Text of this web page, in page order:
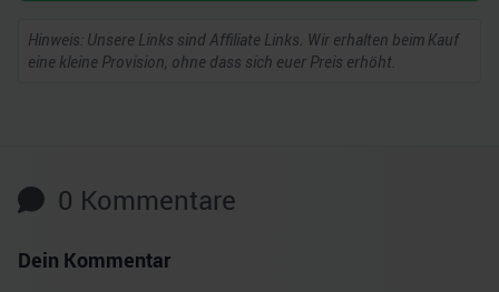
Hinweis: Unsere Links sind Affiliate Links. Wir erhalten beim Kauf
eine kleine Provision, ohne dass sich euer Preis erhöht.
0 Kommentare
Dein Kommentar